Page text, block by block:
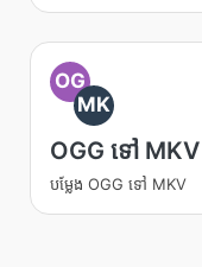
OG
MK
OGG ទៅ MKV
បម្លែង OGG ទៅ MKV